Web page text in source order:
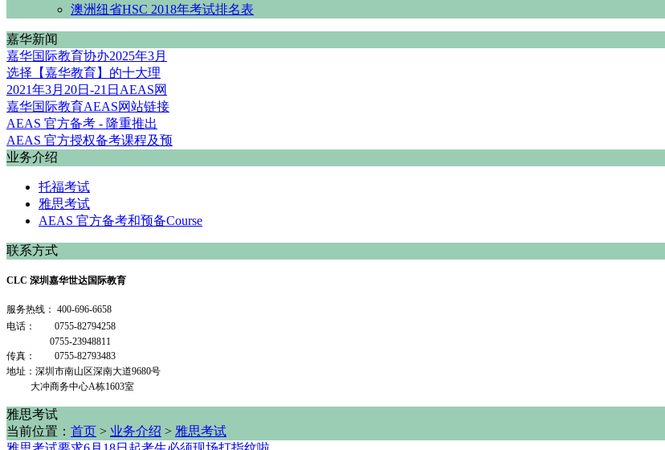
澳洲纽省HSC 2018年考试排名表
嘉华新闻
嘉华国际教育协办2025年3月
选择【嘉华教育】的十大理
2021年3月20日-21日AEAS网
嘉华国际教育AEAS网站链接
AEAS 官方备考 - 隆重推出
AEAS 官方授权备考课程及预
业务介绍
托福考试
雅思考试
AEAS 官方备考和预备Course
联系方式
CLC 深圳嘉华世达国际教育
服务热线： 400-696-6658
电话： 0755-82794258
0755-23948811
传真： 0755-82793483
地址：深圳市南山区深南大道9680号
大冲商务中心A栋1603室
雅思考试
当前位置： 首页 > 业务介绍 > 雅思考试